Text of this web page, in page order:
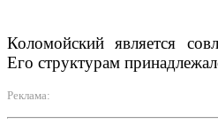
Коломойский является
Его структурам
Реклама: